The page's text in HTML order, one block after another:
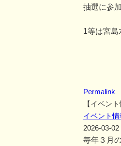
抽選に参
1等は宮島
Permalink
【イベン
イベント情
2026-03-02
毎年３月